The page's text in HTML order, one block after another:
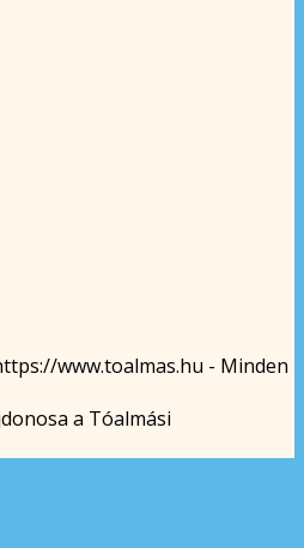
www.toalmas.hu - Minden
a Tóalmási